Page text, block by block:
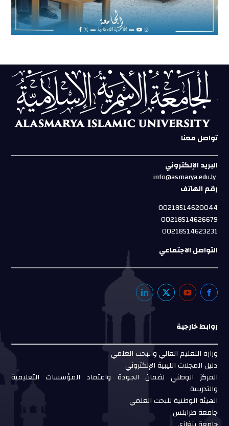
تواصل معنا
البريد الإلكتروني
info@asmarya.edu.ly
رقم الهاتف
00218514620044
00218514626679
00218514623231
التواصل الاجتماعي
روابط خارجية
وزارة التعليم العالي والبحث العلمي
دليل المجلات الليبية الإلكتروني
المركز الوطني لضمان الجودة واعتماد المؤسسات التعليمية
والتدريبية
الهيئة الوطنية للبحث العلمي
جامعة طرابلس